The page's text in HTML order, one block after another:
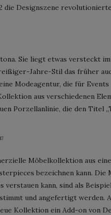
die Designszene
Sie liegt etwas versteckt
Jahre-Stil das früher
Modeagentur, die für
aus verschiedenen
Porzellanlinie, die den Titel
Möbelkollektion aus
bezeichnen kann. Die
kann, sind als
und angefertigt werden.
Kollektion ein Add-on von